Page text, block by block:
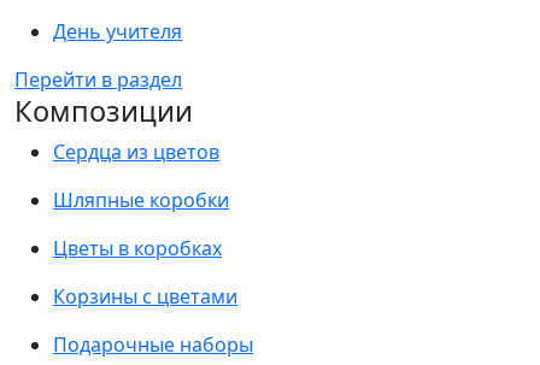
День учителя
Перейти в раздел
Композиции
Сердца из цветов
Шляпные коробки
Цветы в коробках
Корзины с цветами
Подарочные наборы